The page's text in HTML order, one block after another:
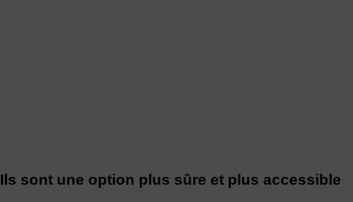
Ils sont une option plus sûre et plus accessible